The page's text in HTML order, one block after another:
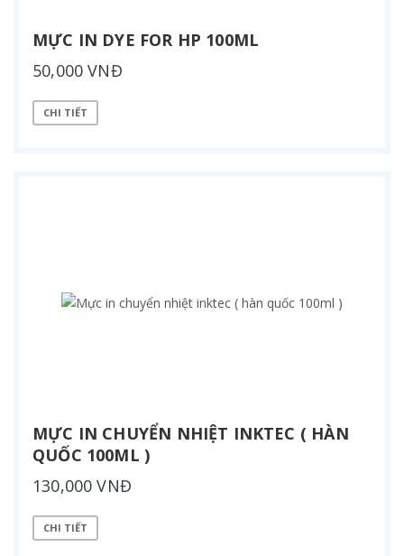
MỰC IN DYE FOR HP 100ML
50,000 VNĐ
CHI TIẾT
MỰC IN CHUYỂN NHIỆT INKTEC ( HÀN
QUỐC 100ML )
130,000 VNĐ
CHI TIẾT